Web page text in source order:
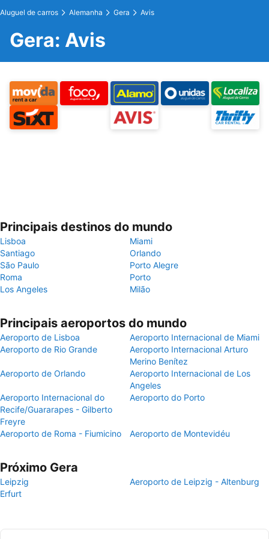
Aluguel de carros Alemanha Gera Avis
Gera: Avis
Principais destinos do mundo
Lisboa
Miami
Santiago
Orlando
São Paulo
Porto Alegre
Roma
Porto
Los Angeles
Milão
Principais aeroportos do mundo
Aeroporto de Lisboa
Aeroporto Internacional de Miami
Aeroporto de Rio Grande
Aeroporto Internacional Arturo
Merino Benítez
Aeroporto de Orlando
Aeroporto Internacional de Los
Angeles
Aeroporto Internacional do
Recife/Guararapes - Gilberto
Freyre
Aeroporto do Porto
Aeroporto de Roma - Fiumicino Aeroporto de Montevidéu
Próximo Gera
Leipzig
Aeroporto de Leipzig - Altenburg
Erfurt